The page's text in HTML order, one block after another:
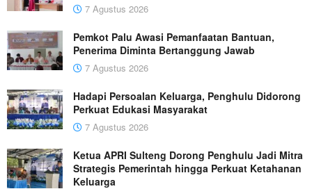
7 Agustus 2026
Pemkot Palu Awasi Pemanfaatan Bantuan,
Penerima Diminta Bertanggung Jawab
7 Agustus 2026
Hadapi Persoalan Keluarga, Penghulu Didorong
Perkuat Edukasi Masyarakat
7 Agustus 2026
Ketua APRI Sulteng Dorong Penghulu Jadi Mitra
Strategis Pemerintah hingga Perkuat Ketahanan
Keluarga